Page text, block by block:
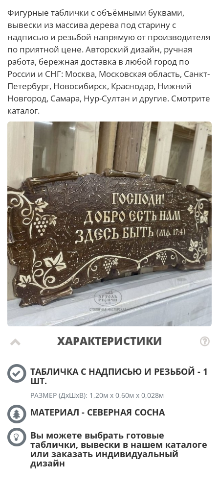
Фигурные таблички с объёмными буквами,
вывески из массива дерева под старину с
надписью и резьбой напрямую от производителя
по приятной цене. Авторский дизайн, ручная
работа, бережная доставка в любой город по
России и СНГ: Москва, Московская область, Санкт-
Петербург, Новосибирск, Краснодар, Нижний
Новгород, Самара, Нур-Султан и другие. Смотрите
каталог.
ХАРАКТЕРИСТИКИ
ТАБЛИЧКА С НАДПИСЬЮ И РЕЗЬБОЙ - 1
ШТ.
РАЗМЕР (ДхШхВ): 1,20м х 0,60м х 0,028м
МАТЕРИАЛ - СЕВЕРНАЯ СОСНА
Вы можете выбрать готовые
таблички, вывески в нашем каталоге
или заказать индивидуальный
дизайн